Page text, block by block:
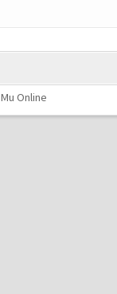
Mu Online